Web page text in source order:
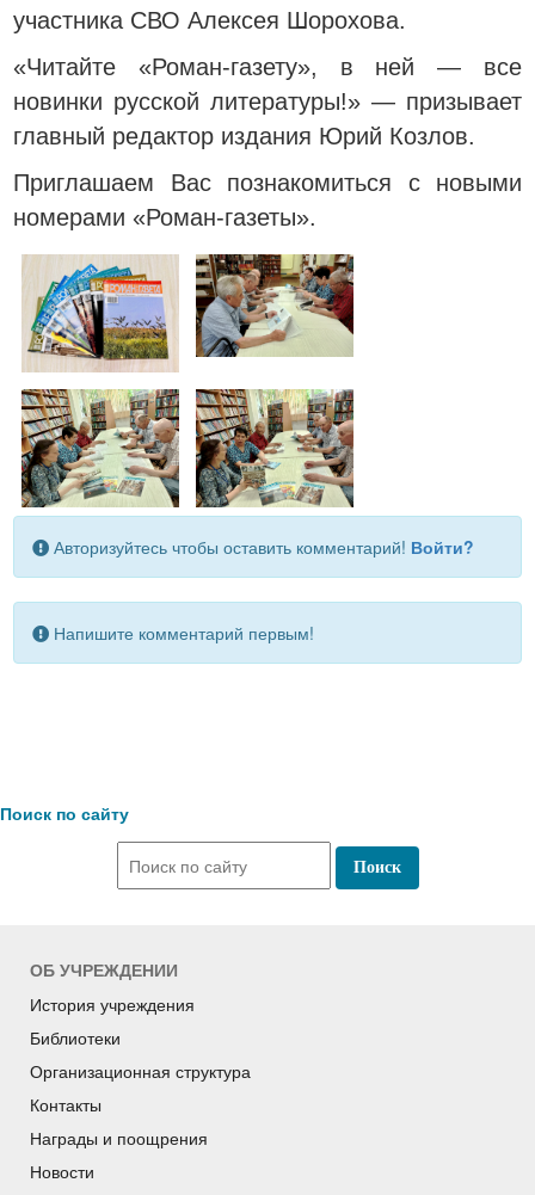
участника СВО Алексея Шорохова.
«Читайте «Роман-газету», в ней — все
новинки русской литературы!» — призывает
главный редактор издания Юрий Козлов.
Приглашаем Вас познакомиться с новыми
номерами «Роман-газеты».
Авторизуйтесь чтобы оставить комментарий! Войти?
Напишите комментарий первым!
Поиск по сайту
ОБ УЧРЕЖДЕНИИ
История учреждения
Библиотеки
Организационная структура
Контакты
Награды и поощрения
Новости